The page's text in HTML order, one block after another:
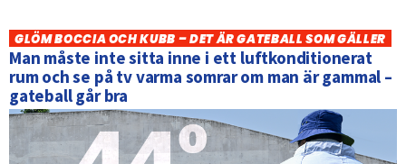
GLÖM BOCCIA OCH KUBB – DET ÄR GATEBALL SOM GÄLLER
Man måste inte sitta inne i ett luftkonditionerat
rum och se på tv varma somrar om man är gammal –
gateball går bra